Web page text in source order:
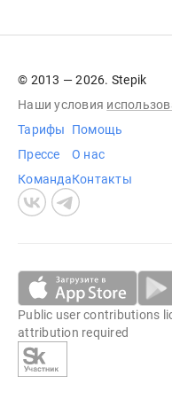
© 2013 — 2026. Stepik
Наши условия
Тарифы
Прессе
Команда
Помощь
О нас
Контакты
Public user contributions
attribution required